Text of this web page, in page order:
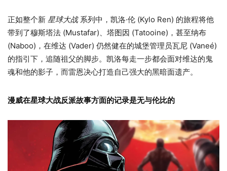
正如整个新 星球大战系列中，凯洛·伦 (Kylo Ren) 的旅程将他
带到了穆斯塔法 (Mustafar)、塔图因 (Tatooine)，甚至纳布
(Naboo)，在维达 (Vader) 仍然健在的城堡管理员瓦尼 (Vaneé)
的指引下，追随祖父的脚步。凯洛每走一步都会面对维达的鬼
魂和他的影子，而雷恩决心打造自己强大的黑暗面遗产。
漫威在星球大战反派故事方面的记录是无与伦比的